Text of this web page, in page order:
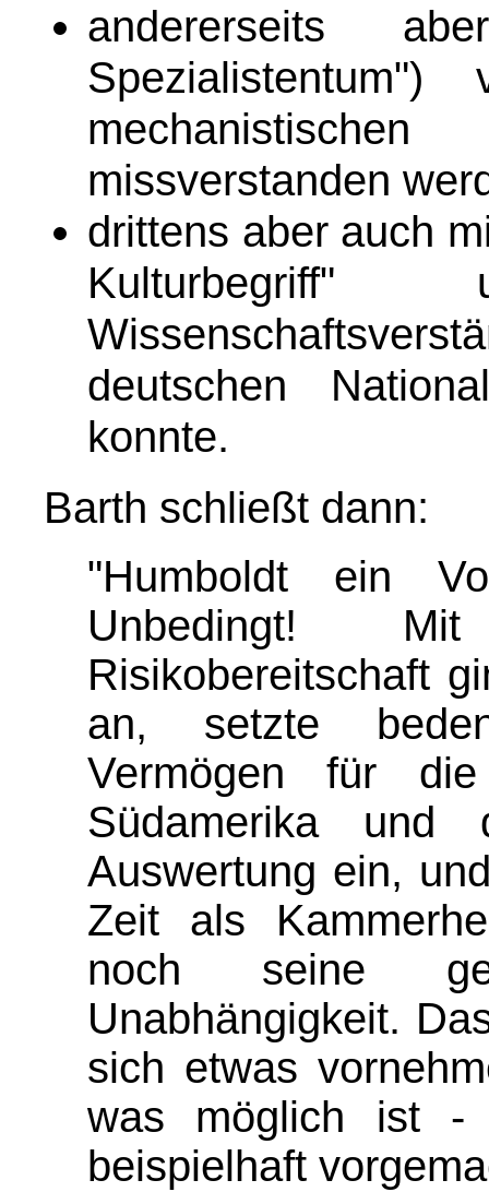
andererseits
missverstanden
drittens aber auch
Kulturbegriff"
deutschen
konnte.
Barth schließt dann:
"Humboldt ein
Unbedingt!
Risikobereitschaft
an, setzte
Vermögen für die
Südamerika und
Auswertung ein,
Zeit als
noch seine
Unabhängigkeit.
sich etwas
was möglich ist -
beispielhaft